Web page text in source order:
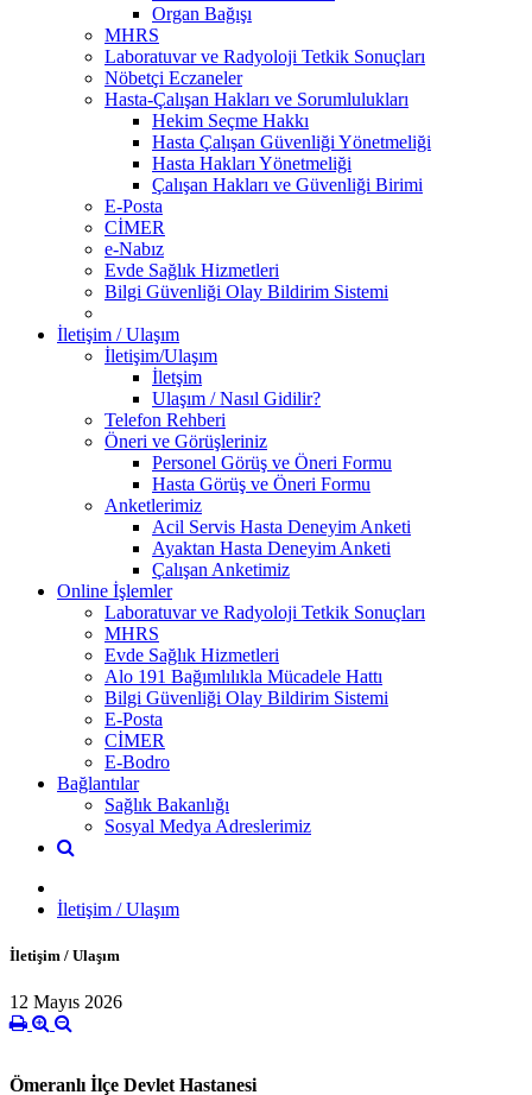
Organ Bağışı
MHRS
Laboratuvar ve Radyoloji Tetkik Sonuçları
Nöbetçi Eczaneler
Hasta-Çalışan Hakları ve Sorumlulukları
Hekim Seçme Hakkı
Hasta Çalışan Güvenliği Yönetmeliği
Hasta Hakları Yönetmeliği
Çalışan Hakları ve Güvenliği Birimi
E-Posta
CİMER
e-Nabız
Evde Sağlık Hizmetleri
Bilgi Güvenliği Olay Bildirim Sistemi
İletişim / Ulaşım
İletişim/Ulaşım
İletşim
Ulaşım / Nasıl Gidilir?
Telefon Rehberi
Öneri ve Görüşleriniz
Personel Görüş ve Öneri Formu
Hasta Görüş ve Öneri Formu
Anketlerimiz
Acil Servis Hasta Deneyim Anketi
Ayaktan Hasta Deneyim Anketi
Çalışan Anketimiz
Online İşlemler
Laboratuvar ve Radyoloji Tetkik Sonuçları
MHRS
Evde Sağlık Hizmetleri
Alo 191 Bağımlılıkla Mücadele Hattı
Bilgi Güvenliği Olay Bildirim Sistemi
E-Posta
CİMER
E-Bodro
Bağlantılar
Sağlık Bakanlığı
Sosyal Medya Adreslerimiz
İletişim / Ulaşım
İletişim / Ulaşım
12 Mayıs 2026
Ömeranlı İlçe Devlet Hastanesi